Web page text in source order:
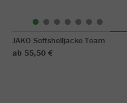
JAKO Softshelljacke Team
ab 55,50 €